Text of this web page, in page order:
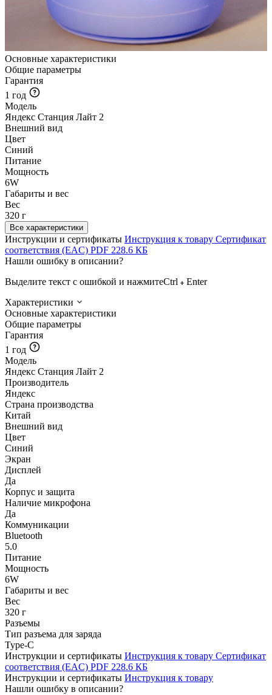
Основные характеристики
Общие параметры
Гарантия
1 год
Модель
Яндекс Станция Лайт 2
Внешний вид
Цвет
Синий
Питание
Мощность
6W
Габариты и вес
Вес
320 г
Все характеристики
Инструкции и сертификаты Инструкция к товару Сертификат
соответствия (EAC) PDF 228.6 КБ
Нашли ошибку в описании?
Выделите текст с ошибкой и нажмитеCtrl
Enter
Характеристики
Основные характеристики
Общие параметры
Гарантия
1 год
Модель
Яндекс Станция Лайт 2
Производитель
Яндекс
Страна производства
Китай
Внешний вид
Цвет
Синий
Экран
Дисплей
Да
Корпус и защита
Наличие микрофона
Да
Коммуникации
Bluetooth
5.0
Питание
Мощность
6W
Габариты и вес
Вес
320 г
Разъемы
Тип разъема для заряда
Type-C
Инструкции и сертификаты Инструкция к товару Сертификат
соответствия (EAC) PDF 228.6 КБ
Инструкции и сертификаты Инструкция к товару
Нашли ошибку в описании?